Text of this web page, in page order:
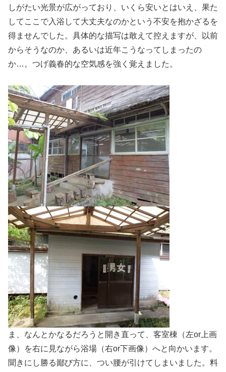
しがたい光景が広がっており、いくら安いとはいえ、果た
してここで入浴して大丈夫なのかという不安を抱かざるを
得ませんでした。具体的な描写は敢えて控えますが、以前
からそうなのか、あるいは近年こうなってしまったの
か…。つげ義春的な空気感を強く覚えました。
ま、なんとかなるだろうと開き直って、客室棟（左or上画
像）を右に見ながら浴場（右or下画像）へと向かいます。
聞きにし勝る鄙び方に、つい腰が引けてしまいました。料